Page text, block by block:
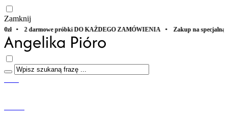
Zamknij
ZAMÓWIENIA • Zakup na specjalną okazję? ZAPAKUJ Z MIŁOŚCIĄ